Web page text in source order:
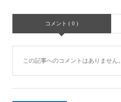
コメント ( 0 )
この記事へのコメントはありません。